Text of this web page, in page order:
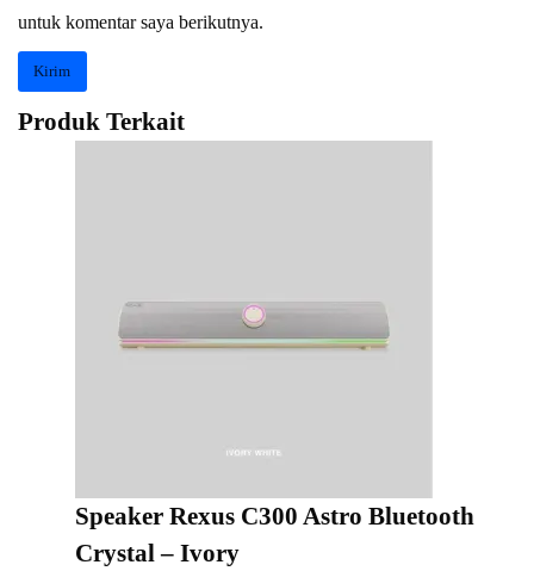
untuk komentar saya berikutnya.
Produk Terkait
Speaker Rexus C300 Astro Bluetooth
Crystal – Ivory